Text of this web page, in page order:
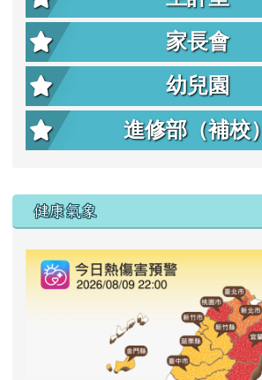
家長會
幼兒園
進修部（補校）
右邊區域內容
健康氣象